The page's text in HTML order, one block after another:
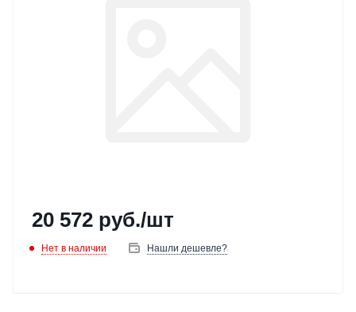
20 572 руб./шт
Нет в наличии Нашли дешевле?